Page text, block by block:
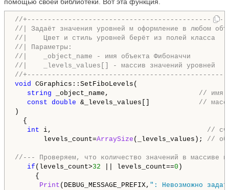
//
//| Задаёт значения уровней м оформление в любом
//|    Цвет и стиль уровней берёт из
//| Параметры:
//|    _object_name - имя объекта Фибоначчи
//|    _levels_values[] - массив значений уровней
//
void CGraphics::SetFiboLevels(
string _object_name, // имя
const double &_levels_values[] //
)
{
int i, //
levels_count=ArraySize (_levels_values); //
//--- Проверяем, что количество значений в массиве
if (levels_count>32 || levels_count==0 )
{
Print (DEBUG_MESSAGE_PREFIX, ": Невозможно